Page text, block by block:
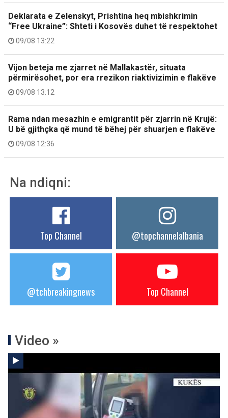
Deklarata e Zelenskyt, Prishtina heq mbishkrimin
“Free Ukraine”: Shteti i Kosovës duhet të respektohet
09/08 13:22
Vijon beteja me zjarret në Mallakastër, situata
përmirësohet, por era rrezikon riaktivizimin e flakëve
09/08 13:12
Rama ndan mesazhin e emigrantit për zjarrin në Krujë:
U bë gjithçka që mund të bëhej për shuarjen e flakëve
09/08 12:36
Na ndiqni:
Top Channel @topchannelalbania
@tchbreakingnews Top Channel
Video »